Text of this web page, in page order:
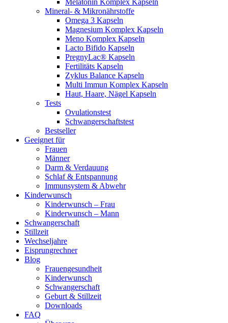
Melatonin Komplex Kapseln
Mineral- & Mikronährstoffe
Omega 3 Kapseln
Magnesium Komplex Kapseln
Meno Komplex Kapseln
Lacto Bifido Kapseln
PregnyLac® Kapseln
Fertilitäts Kapseln
Zyklus Balance Kapseln
Multi Immun Komplex Kapseln
Haut, Haare, Nägel Kapseln
Tests
Ovulationstest
Schwangerschaftstest
Bestseller
Geeignet für
Frauen
Männer
Darm & Verdauung
Schlaf & Entspannung
Immunsystem & Abwehr
Kinderwunsch
Kinderwunsch – Frau
Kinderwunsch – Mann
Schwangerschaft
Stillzeit
Wechseljahre
Eisprungrechner
Blog
Frauengesundheit
Kinderwunsch
Schwangerschaft
Geburt & Stillzeit
Downloads
FAQ